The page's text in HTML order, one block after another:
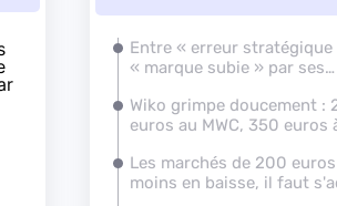
Entre « erreur stratégique
« marque subie » par ses
Wiko grimpe doucement :
euros au MWC, 350 euros
Les marchés de 200
moins en baisse, il faut